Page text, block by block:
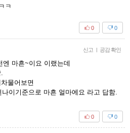
ㅋ
0
0
신고 | 공감 확인
엔 마흔~이요 이랬는데
물어보면
이기준으로 마흔 얼마에요 라고 답함.
0
0